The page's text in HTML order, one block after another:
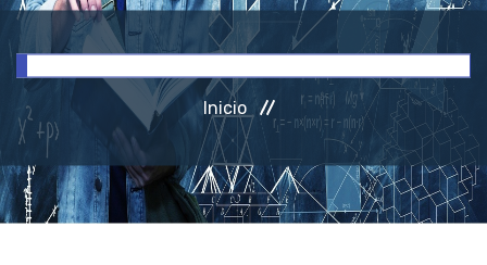
INVESTIGACIÓN
RRHH
Inicio